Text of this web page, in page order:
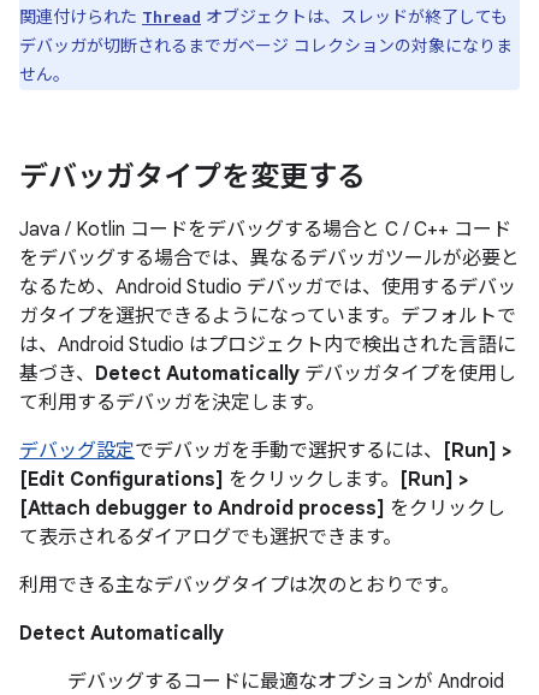
関連付けられた Thread オブジェクトは、スレッドが終了しても
デバッガが切断されるまでガベージ コレクションの対象になりま
せん。
デバッガタイプを変更する
Java / Kotlin コードをデバッグする場合と C / C++ コード
をデバッグする場合では、異なるデバッガツールが必要と
なるため、Android Studio デバッガでは、使用するデバッ
ガタイプを選択できるようになっています。デフォルトで
は、Android Studio はプロジェクト内で検出された言語に
基づき、 Detect Automatically デバッガタイプを使用し
て利用するデバッガを決定します。
デバッグ設定でデバッガを手動で選択するには、
[Run] >
[Edit Configurations] をクリックします。
[Run] >
[Attach debugger to Android process] をクリックし
て表示されるダイアログでも選択できます。
利用できる主なデバッグタイプは次のとおりです。
Detect Automatically
デバッグするコードに最適なオプションが Android